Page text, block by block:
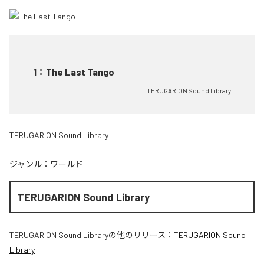
1 ： The Last Tango
TERUGARION Sound Library
TERUGARION Sound Library
ジャンル： ワールド
TERUGARION Sound Library
TERUGARION Sound Libraryの他のリリース： TERUGARION Sound
Library